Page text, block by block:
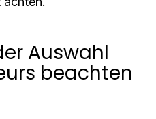
Auswahl
beachten